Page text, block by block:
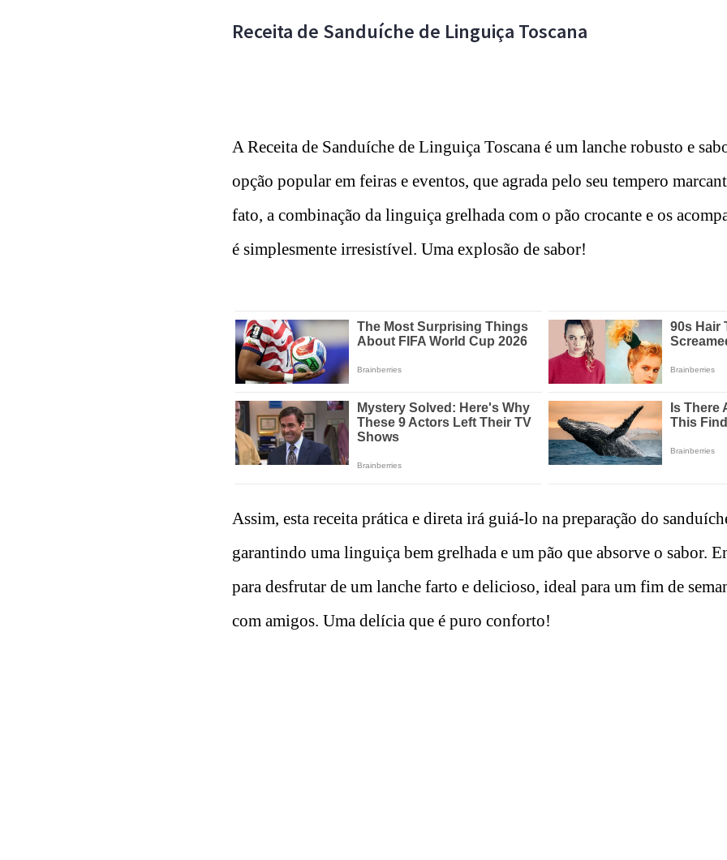
Receita de Sanduíche de Linguiça Toscana
A Receita de Sanduíche de Linguiça Toscana é um lanche robusto e
opção popular em feiras e eventos, que agrada pelo seu tempero
fato, a combinação da linguiça grelhada com o pão crocante e os
é simplesmente irresistível. Uma explosão de sabor!
Assim, esta receita prática e direta irá guiá-lo na preparação do
garantindo uma linguiça bem grelhada e um pão que absorve o sabor.
para desfrutar de um lanche farto e delicioso, ideal para um fim de
com amigos. Uma delícia que é puro conforto!